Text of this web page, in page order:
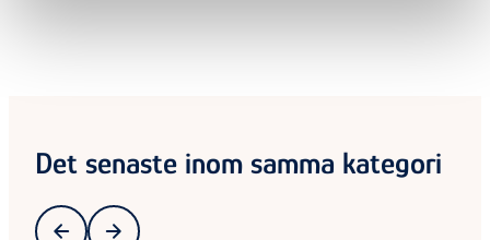
Det senaste inom samma kategori